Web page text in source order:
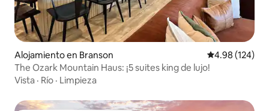
Alojamiento en Branson Calificación
4.98 (124)
The Ozark Mountain Haus: ¡5 suites king de lujo!
Vista · Río · Limpieza